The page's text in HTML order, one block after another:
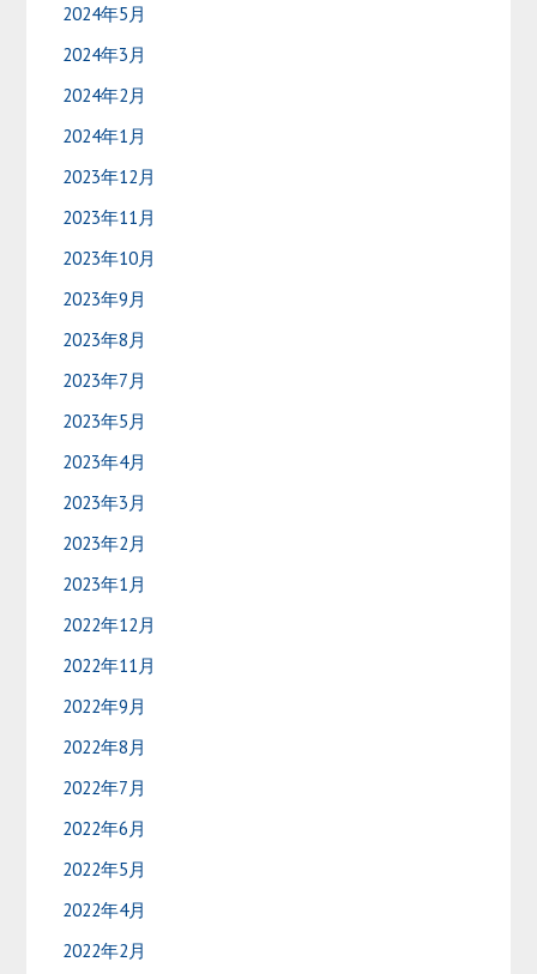
2024年5月
2024年3月
2024年2月
2024年1月
2023年12月
2023年11月
2023年10月
2023年9月
2023年8月
2023年7月
2023年5月
2023年4月
2023年3月
2023年2月
2023年1月
2022年12月
2022年11月
2022年9月
2022年8月
2022年7月
2022年6月
2022年5月
2022年4月
2022年2月